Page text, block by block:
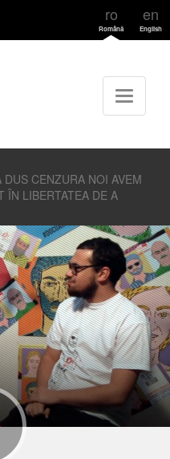
ro
Română
en
English
CENZURA NOI AVEM
ÎN LIBERTATEA DE A